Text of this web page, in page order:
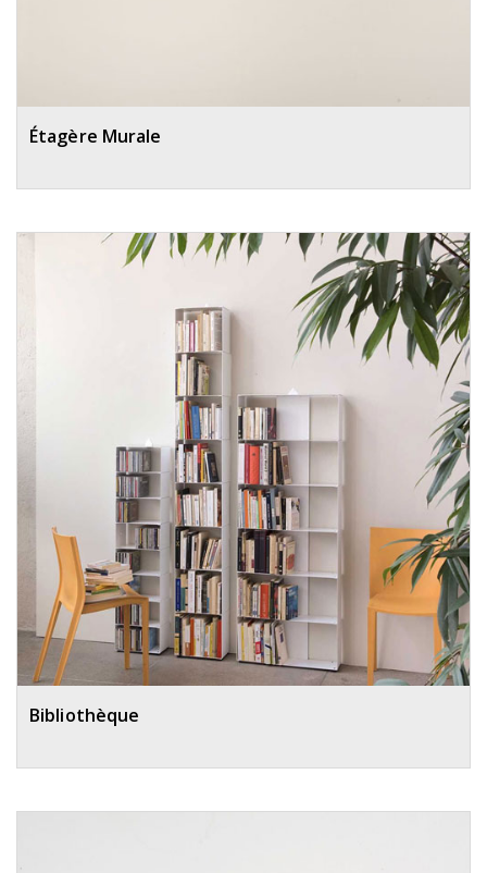
Étagère Murale
Bibliothèque